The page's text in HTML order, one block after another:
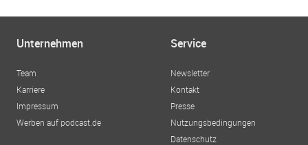
Unternehmen
Team
Karriere
Impressum
Werben auf podcast.de
Service
Newsletter
Kontakt
Presse
Nutzungsbedingungen
Datenschutz